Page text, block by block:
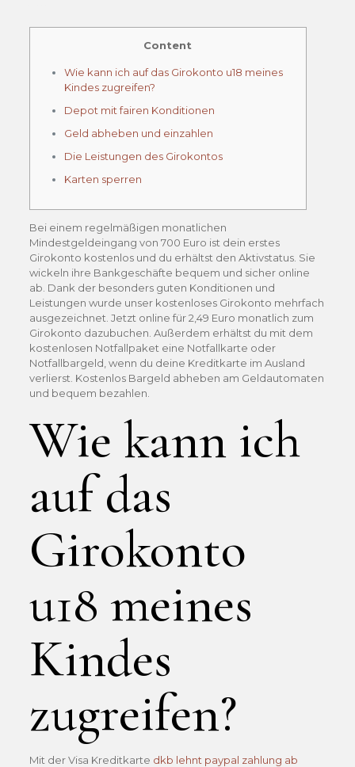
Content
Wie kann ich auf das Girokonto u18 meines
Kindes zugreifen?
Depot mit fairen Konditionen
Geld abheben und einzahlen
Die Leistungen des Girokontos
Karten sperren
Bei einem regelmäßigen monatlichen
Mindestgeldeingang von 700 Euro ist dein erstes
Girokonto kostenlos und du erhältst den Aktivstatus. Sie
wickeln ihre Bankgeschäfte bequem und sicher online
ab. Dank der besonders guten Konditionen und
Leistungen wurde unser kostenloses Girokonto mehrfach
ausgezeichnet. Jetzt online für 2,49 Euro monatlich zum
Girokonto dazubuchen. Außerdem erhältst du mit dem
kostenlosen Notfallpaket eine Notfallkarte oder
Notfallbargeld, wenn du deine Kreditkarte im Ausland
verlierst. Kostenlos Bargeld abheben am Geldautomaten
und bequem bezahlen.
Wie kann ich
auf das
Girokonto
u18 meines
Kindes
zugreifen?
Mit der Visa Kreditkarte dkb lehnt paypal zahlung ab